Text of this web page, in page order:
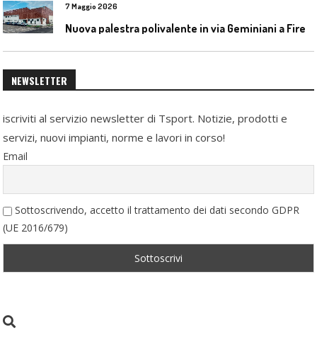
7 Maggio 2026
NEWSLETTER
iscriviti al servizio newsletter di Tsport. Notizie, prodotti e
servizi, nuovi impianti, norme e lavori in corso!
Email
Sottoscrivendo, accetto il trattamento dei dati secondo GDPR
(UE 2016/679)